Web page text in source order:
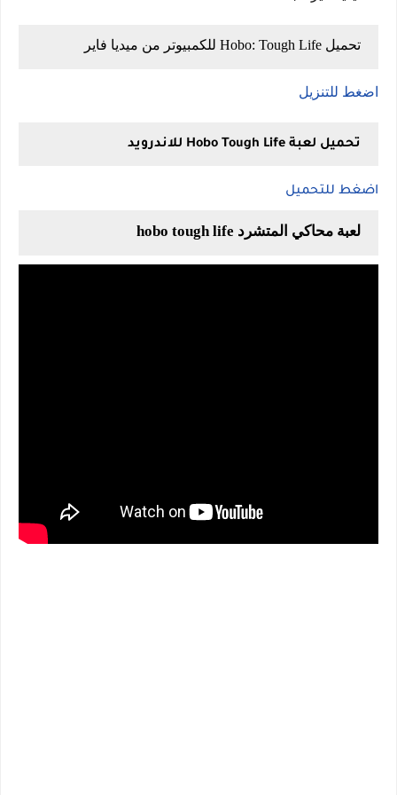
تحميل Hobo: Tough Life للكمبيوتر من ميديا فاير
اضغط للتنزيل
تحميل لعبة Hobo Tough Life للاندرويد
اضغط للتحميل
لعبة محاكي المتشرد hobo tough life